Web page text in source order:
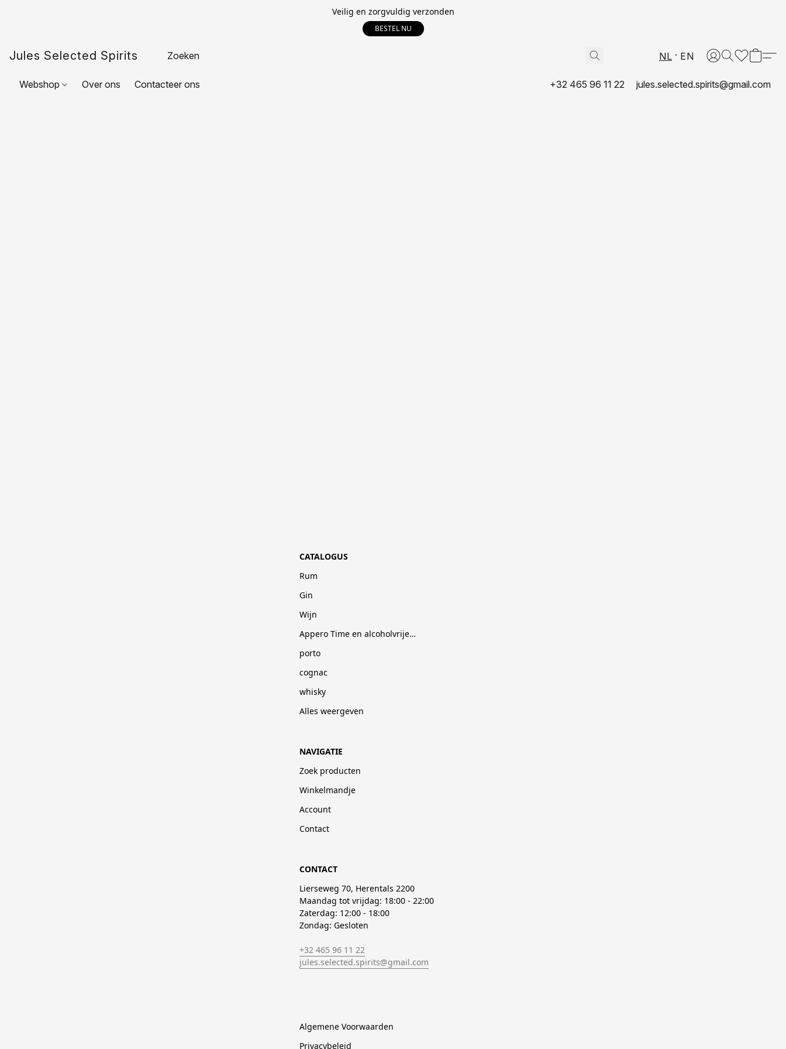
Veilig en zorgvuldig verzonden
BESTEL NU
Jules Selected Spirits NL EN
Webshop Over ons Contacteer ons +32 465 96 11 22 jules.selected.spirits@gmail.com
CATALOGUS
Rum
Gin
Wijn
Appero Time en alcoholvrije dranken
porto
cognac
whisky
Alles weergeven
NAVIGATIE
Zoek producten
Winkelmandje
Account
Contact
CONTACT
Lierseweg 70, Herentals 2200
Maandag tot vrijdag: 18:00 - 22:00
Zaterdag: 12:00 - 18:00
Zondag: Gesloten
+32 465 96 11 22
jules.selected.spirits@gmail.com
Algemene Voorwaarden
Privacybeleid